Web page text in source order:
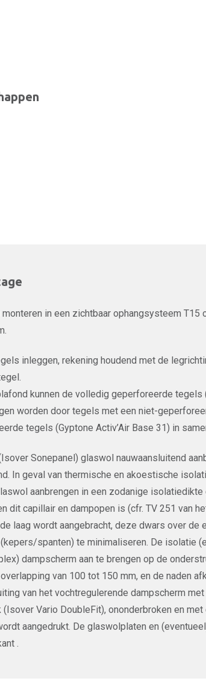
in een zichtbaar ophangsysteem T15
inleggen, rekening houdend met de
kunnen de volledig geperforeerde tegels
worden door tegels met een niet-
tegels (Gyptone Activ’Air Base 31) in
Sonepanel) glaswol nauwaansluitend
In geval van thermische en akoestische
aanbrengen in een zodanige
dit capillair en dampopen is (cfr. TV 251 van
laag wordt aangebracht, deze dwars over de
spanten) te minimaliseren. De isolatie
dampscherm aan te brengen op de
van 100 tot 150 mm, en de naden
van het vochtregulerende dampscherm
Vario DoubleFit), ononderbroken en
aangedrukt. De glaswolplaten en
.